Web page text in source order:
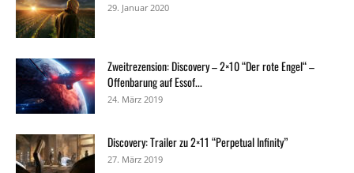
29. Januar 2020
Zweitrezension: Discovery – 2×10 “Der rote Engel“ –
Offenbarung auf Essof...
24. März 2019
Discovery: Trailer zu 2×11 “Perpetual Infinity”
27. März 2019